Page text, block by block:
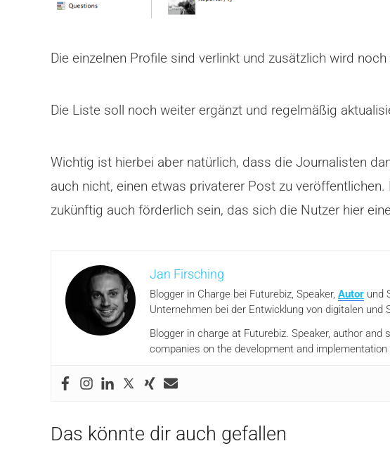
Die einzelnen Profile sind verlinkt und zusätzlich wird
Die Liste soll noch weiter ergänzt und regelmäßig
Wichtig ist hierbei aber natürlich, dass die Journalisten
auch nicht, einen etwas privaterer Post zu
zukünftig auch förderlich sein, das sich die Nutzer hier
Jan Firsching
Blogger in Charge bei Futurebiz, Speaker, Autor und
Unternehmen bei der Entwicklung von digitalen und
Blogger in charge at Futurebiz. Speaker, author
companies on the development and
Das könnte dir auch gefallen